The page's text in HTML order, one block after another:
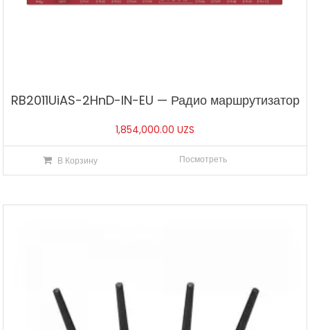
RB2011UiAS-2HnD-IN-EU — Радио маршрутизатор
1,854,000.00 UZS
В Корзину Посмотреть